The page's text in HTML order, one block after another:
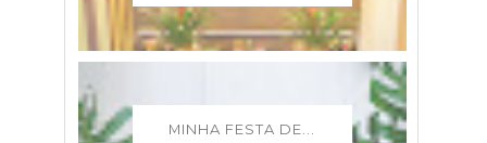
MINHA FESTA DE...